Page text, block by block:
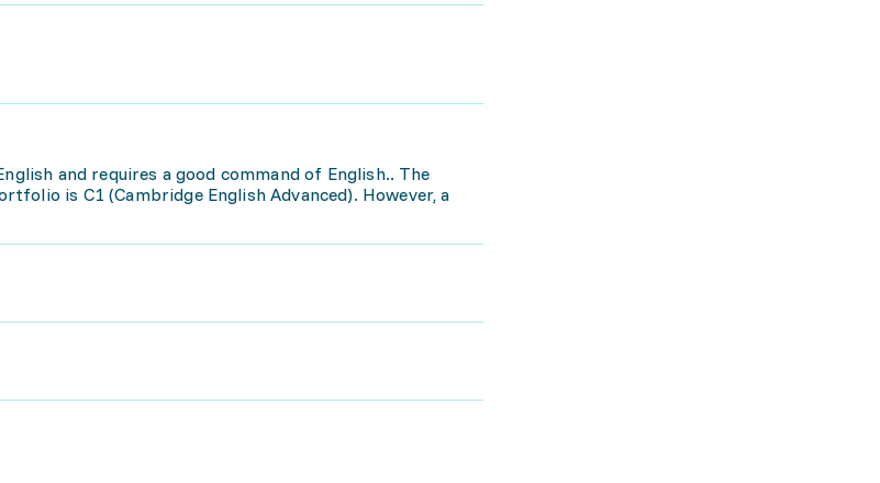
and requires a good command of English.. The
is C1 (Cambridge English Advanced). However, a